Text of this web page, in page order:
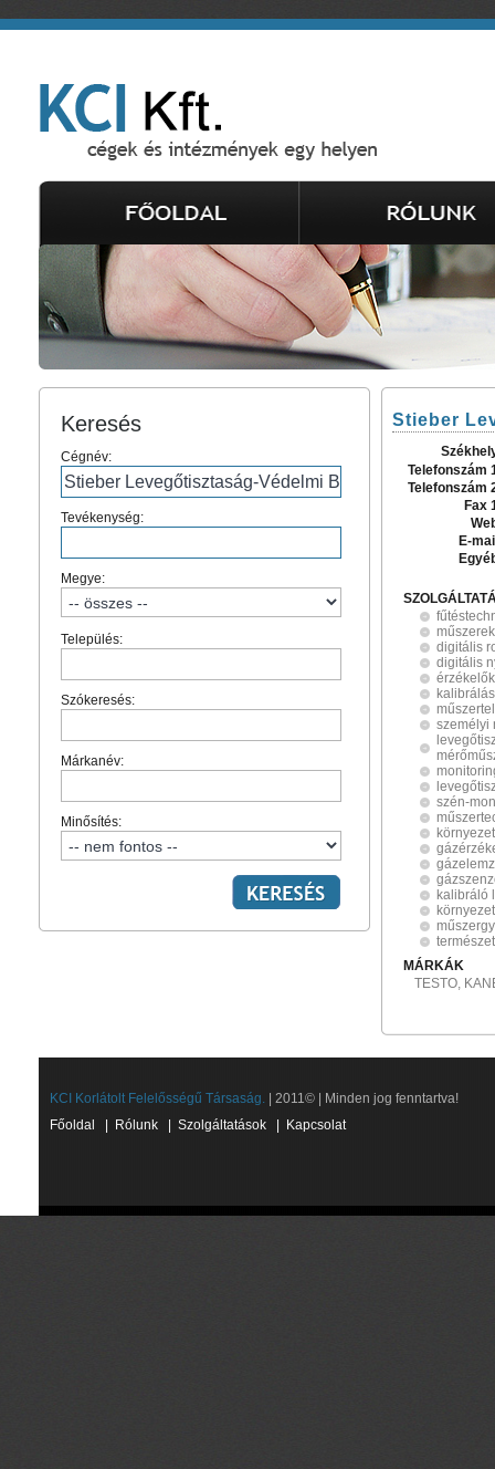
Keresés
Cégnév:
Tevékenység:
Megye:
Település:
Szókeresés:
Márkanév:
Minősítés:
Stieber
Telefonszám
Telefonszám
Fax
E-
műszerek
digitális
digitális
érzékelők
kalibrálás
személyi
szén-
kalibráló
MÁRKÁK
TESTO,
KCI Korlátolt Felelősségű Társaság. | 2011© | Minden jog fenntartva!
Főoldal
Rólunk Szolgáltatások Kapcsolat